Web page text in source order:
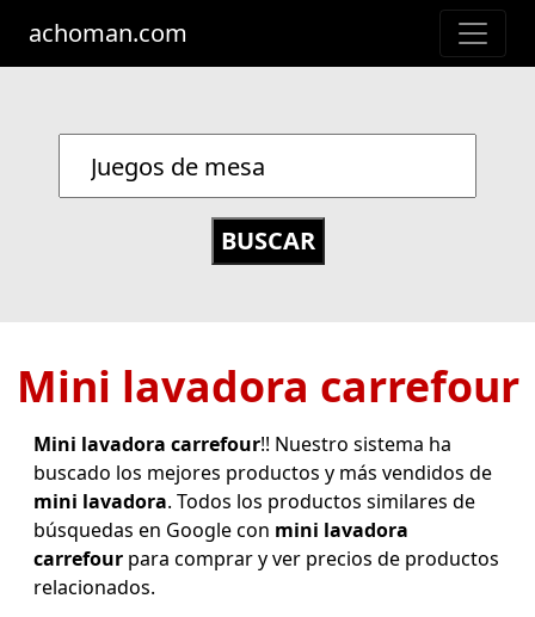
achoman.com
Mini lavadora carrefour
Mini lavadora carrefour!! Nuestro sistema ha
buscado los mejores productos y más vendidos de
mini lavadora. Todos los productos similares de
búsquedas en Google con mini lavadora
carrefour para comprar y ver precios de productos
relacionados.